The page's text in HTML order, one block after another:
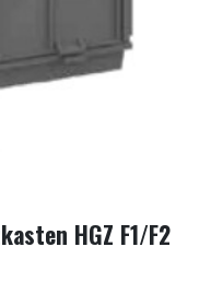
HGZ F1/F2